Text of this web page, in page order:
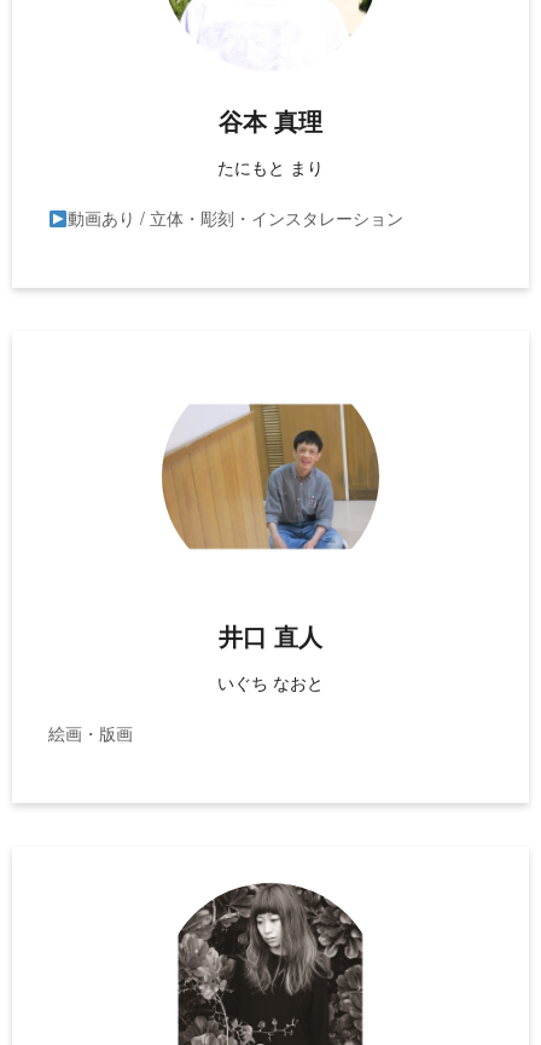
谷本 真理
たにもと まり
動画あり / 立体・彫刻・インスタレーション
井口 直人
いぐち なおと
絵画・版画